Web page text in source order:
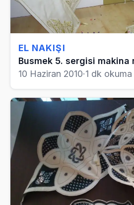
EL NAKIŞI
Busmek 5. sergisi makina
10 Haziran 2010·1 dk okuma